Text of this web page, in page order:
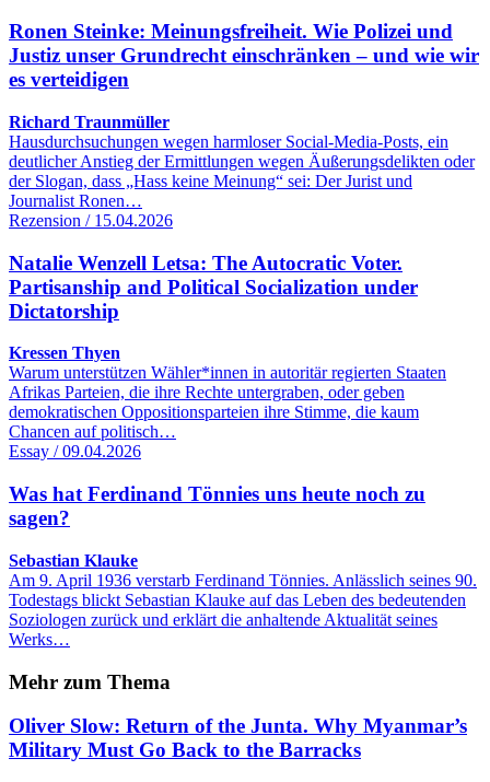
Ronen Steinke: Meinungsfreiheit. Wie Polizei und
Justiz unser Grundrecht einschränken – und wie wir
es verteidigen
Richard Traunmüller
Hausdurchsuchungen wegen harmloser Social-Media-Posts, ein
deutlicher Anstieg der Ermittlungen wegen Äußerungsdelikten oder
der Slogan, dass „Hass keine Meinung“ sei: Der Jurist und
Journalist Ronen…
Rezension / 15.04.2026
Natalie Wenzell Letsa: The Autocratic Voter.
Partisanship and Political Socialization under
Dictatorship
Kressen Thyen
Warum unterstützen Wähler*innen in autoritär regierten Staaten
Afrikas Parteien, die ihre Rechte untergraben, oder geben
demokratischen Oppositionsparteien ihre Stimme, die kaum
Chancen auf politisch…
Essay / 09.04.2026
Was hat Ferdinand Tönnies uns heute noch zu
sagen?
Sebastian Klauke
Am 9. April 1936 verstarb Ferdinand Tönnies. Anlässlich seines 90.
Todestags blickt Sebastian Klauke auf das Leben des bedeutenden
Soziologen zurück und erklärt die anhaltende Aktualität seines
Werks…
Mehr zum Thema
Oliver Slow: Return of the Junta. Why Myanmar’s
Military Must Go Back to the Barracks